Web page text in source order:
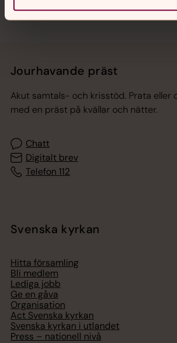
Jourhavande präst
Akut samtals- och krisstöd. Prata eller
med en präst på kvällar och nätter.
Chatt
Digitalt brev
Telefon 112
Svenska kyrkan
Hitta församling
Bli medlem
Lediga jobb
Ge en gåva
Organisation
Act Svenska kyrkan
Svenska kyrkan i utlandet
Press – nationell nivå